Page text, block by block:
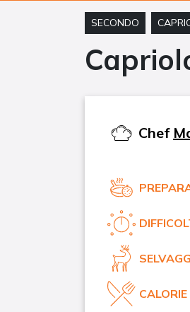
SECONDO
Chef
CALORIE